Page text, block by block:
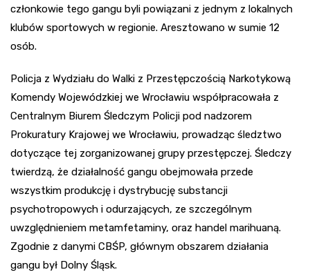
członkowie tego gangu byli powiązani z jednym z lokalnych
klubów sportowych w regionie. Aresztowano w sumie 12
osób.
Policja z Wydziału do Walki z Przestępczością Narkotykową
Komendy Wojewódzkiej we Wrocławiu współpracowała z
Centralnym Biurem Śledczym Policji pod nadzorem
Prokuratury Krajowej we Wrocławiu, prowadząc śledztwo
dotyczące tej zorganizowanej grupy przestępczej. Śledczy
twierdzą, że działalność gangu obejmowała przede
wszystkim produkcję i dystrybucję substancji
psychotropowych i odurzających, ze szczególnym
uwzględnieniem metamfetaminy, oraz handel marihuaną.
Zgodnie z danymi CBŚP, głównym obszarem działania
gangu był Dolny Śląsk.